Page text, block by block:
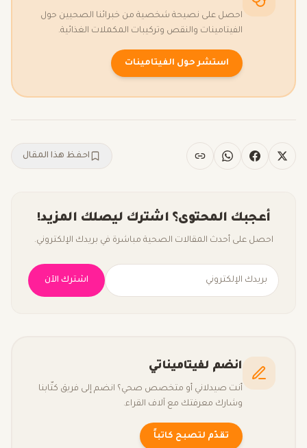
احصل على نصيحة شخصية من خبرائنا الصحيين حول
الفيتامينات والنقص وتركيبات المكملات الغذائية.
استشر حول الفيتامينات
احفظ هذا المقال
أعجبك المحتوى؟ اشترك ليصلك المزيد!
احصل على أحدث المقالات الصحية مباشرة في بريدك الإلكتروني.
اشترك الآن
انضم لفيتاميناتي
أنت صيدلاني أو متخصص صحي؟ انضم إلى فريق كتّابنا
وشارك معرفتك مع آلاف القراء.
تقدّم لتصبح كاتباً